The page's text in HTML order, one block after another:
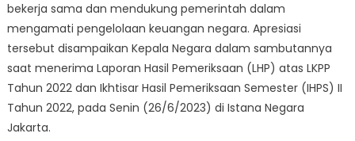
bekerja sama dan mendukung pemerintah dalam
mengamati pengelolaan keuangan negara. Apresiasi
tersebut disampaikan Kepala Negara dalam sambutannya
saat menerima Laporan Hasil Pemeriksaan (LHP) atas LKPP
Tahun 2022 dan Ikhtisar Hasil Pemeriksaan Semester (IHPS) II
Tahun 2022, pada Senin (26/6/2023) di Istana Negara
Jakarta.